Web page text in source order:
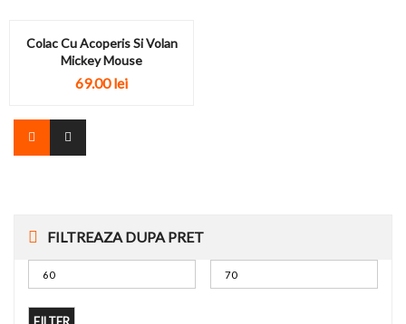
FILTREAZA DUPA PRET
Colac Cu Acoperis Si Volan
Mickey Mouse
69.00lei